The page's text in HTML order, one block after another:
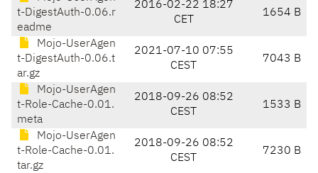
t-DigestAuth-0.06.r
eadme
2016-02-22 18:27
CET
1654 B
Mojo-UserAgen
t-DigestAuth-0.06.t
ar.gz
2021-07-10 07:55
CEST
7043 B
Mojo-UserAgen
t-Role-Cache-0.01.
meta
2018-09-26 08:52
CEST
1533 B
Mojo-UserAgen
t-Role-Cache-0.01.
tar.gz
2018-09-26 08:52
CEST
7230 B